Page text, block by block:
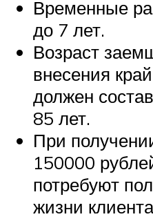
Временные
до 7 лет.
Возраст
внесения
должен
85 лет.
При
150000
потребуют
жизни